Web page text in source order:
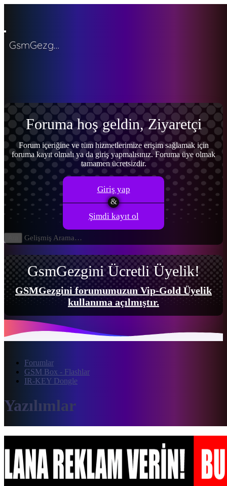
GsmGezgini
Neler yeni
Yeni mesajlarYeni profil mesajları Son aktiviteler
Kullanıcılar
Şu anki ziyaretçiler Yeni profil mesajları Profil mesajlarında
ara
Giriş yap
Kayıt ol
Neler yeni
Ara
Ara
Sadece başlıkları ara
Gelişmiş Arama…
Menü
Foruma hoş geldin, Ziyaretçi
Forum içeriğine ve tüm hizmetlerimize erişim sağlamak için
foruma kayıt olmalı ya da giriş yapmalısınız. Foruma üye olmak
tamamen ücretsizdir.
Giriş yap
Şimdi kayıt ol
GsmGezgini Ücretli Üyelik!
GSMGezgini forumumuzun Vip-Gold Üyelik
kullanıma açılmıştır.
Forumlar
GSM Box - Flashlar
IR-KEY Dongle
Yazılımlar